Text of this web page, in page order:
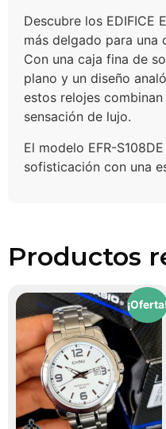
Descubre los EDIFICE
más delgado para una
Con una caja fina de
plano y un diseño
estos relojes
sensación de lujo.
El modelo EFR-
sofisticación con una
Productos